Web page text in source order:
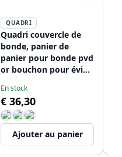
QUADRI
Quadri couvercle de
bonde, panier de
panier pour bonde pvd
or bouchon pour évier
En stock
€ 36,30
Ajouter au panier